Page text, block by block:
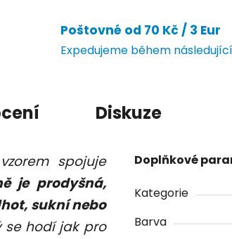
Poštovné od 70 Kč / 3 Eur
Expedujeme během
Diskuze
spojuje
je prodyšná,
sukní nebo
se hodí jak pro
Doplňkové
Kategorie
Barva